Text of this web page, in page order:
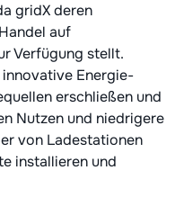
gridX deren
auf
Verfügung stellt.
Energie-
erschließen und
Nutzen und niedrigere
von Ladestationen
installieren und